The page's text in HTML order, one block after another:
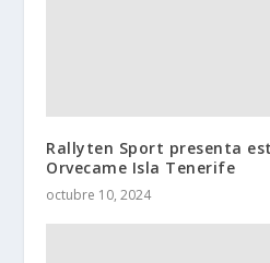
Rallyten Sport presenta
Orvecame Isla Tenerife
octubre 10, 2024